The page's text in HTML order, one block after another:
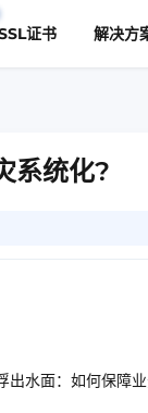
证书 解决方
系统化?
出水面：如何保障